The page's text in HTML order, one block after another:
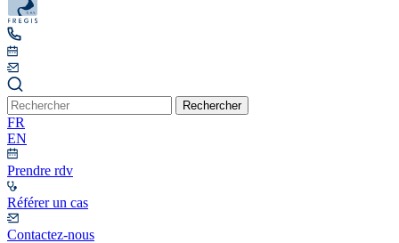
Rechercher
FR
EN
Prendre rdv
Référer un cas
Contactez-nous